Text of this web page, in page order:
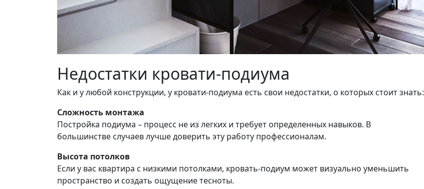
Недостатки кровати-подиума
Как и у любой конструкции, у кровати-подиума есть свои недостатки, о которых стоит знать:
Сложность монтажа
Постройка подиума – процесс не из легких и требует определенных навыков. В
большинстве случаев лучше доверить эту работу профессионалам.
Высота потолков
Если у вас квартира с низкими потолками, кровать-подиум может визуально уменьшить
пространство и создать ощущение тесноты.